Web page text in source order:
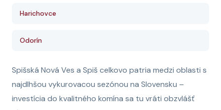
Harichovce
Odorín
Spišská Nová Ves a Spiš celkovo patria medzi oblasti s
najdlhšou vykurovacou sezónou na Slovensku –
investícia do kvalitného komína sa tu vráti obzvlášť